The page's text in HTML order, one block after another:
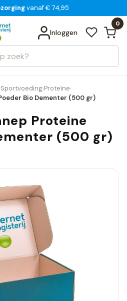
uur besteld
vanaf € 74,95
bedenktijd
Inloggen
0
Bekijk alle resultaten
Sportvoeding›Proteïne›
Bio Dementer (500 gr)
Proteine
(500 gr)